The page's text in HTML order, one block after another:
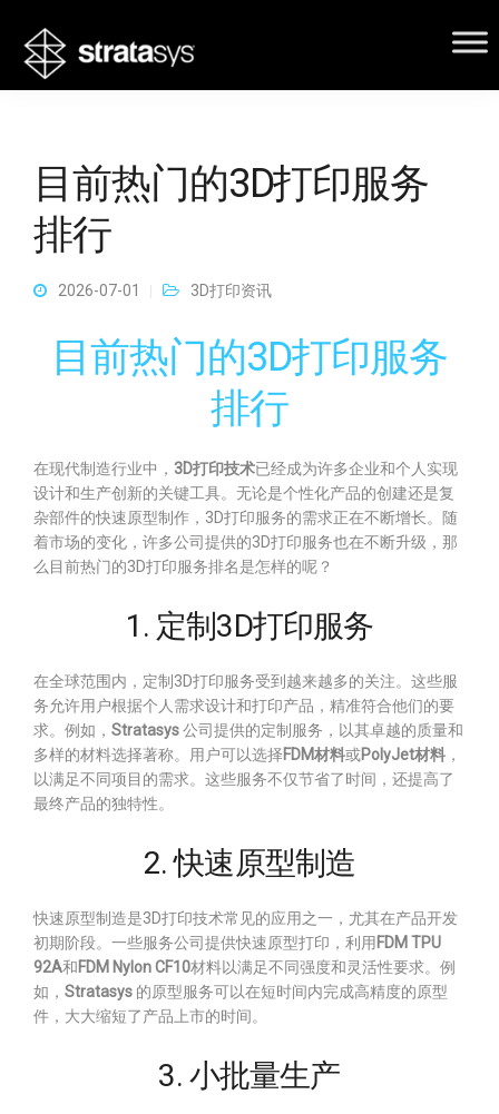
目前热门的3D打印服务
排行
2026-07-01 3D打印资讯
目前热门的3D打印服务
排行
在现代制造行业中， 3D打印技术已经成为许多企业和个人实现
设计和生产创新的关键工具。无论是个性化产品的创建还是复
杂部件的快速原型制作，3D打印服务的需求正在不断增长。随
着市场的变化，许多公司提供的3D打印服务也在不断升级，那
么目前热门的3D打印服务排名是怎样的呢？
1. 定制3D打印服务
在全球范围内，定制3D打印服务受到越来越多的关注。这些服
务允许用户根据个人需求设计和打印产品，精准符合他们的要
求。例如， Stratasys公司提供的定制服务，以其卓越的质量和
多样的材料选择著称。用户可以选择FDM材料或PolyJet材料 ，
以满足不同项目的需求。这些服务不仅节省了时间，还提高了
最终产品的独特性。
2. 快速原型制造
快速原型制造是3D打印技术常见的应用之一，尤其在产品开发
初期阶段。一些服务公司提供快速原型打印，利用 FDM TPU
92A和FDM Nylon CF10材料以满足不同强度和灵活性要求。例
如， Stratasys 的原型服务可以在短时间内完成高精度的原型
件，大大缩短了产品上市的时间。
3. 小批量生产